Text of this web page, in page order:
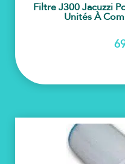
Filtre J300 Jacuzzi
Unités À